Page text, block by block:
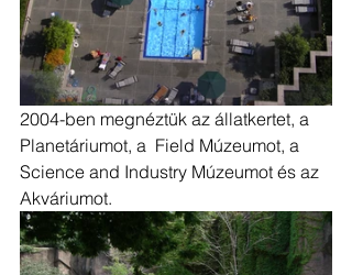
2004-ben megnéztük az állatkertet, a
Planetáriumot, a  Field Múzeumot, a
Science and Industry Múzeumot és az
Akváriumot.